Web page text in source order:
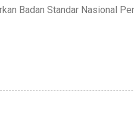
Badan Standar Nasional